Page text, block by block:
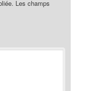
Les champs